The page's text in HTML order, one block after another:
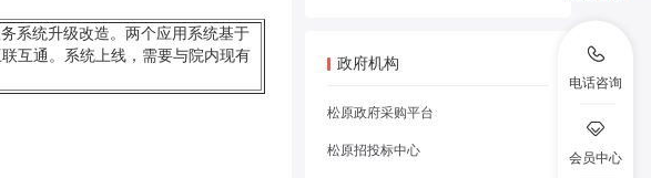
电话咨询
会员中心
系统升级改造。两个应用系统基于
互通。系统上线，需要与院内现有
政府机构
松原政府采购平台
松原招投标中心